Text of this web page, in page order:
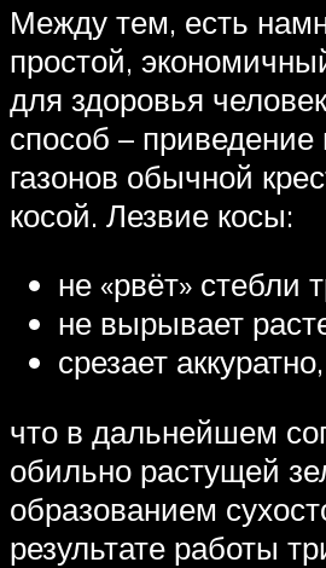
Между тем, есть
простой,
для здоровья
способ – приведение
газонов обычной
косой. Лезвие косы:
не «рвёт» стебли
не вырывает
срезает аккуратно,
что в дальнейшем
обильно растущей
образованием
результате работы